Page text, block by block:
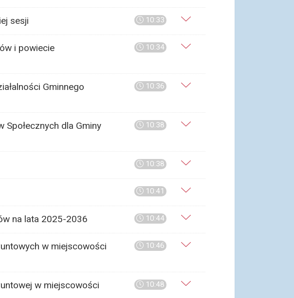
10:33
sesji
10:34
i powiecie
10:36
Gminnego
10:38
dla Gminy
10:38
10:41
10:44
na lata 2025-2036
10:46
w miejscowości
10:48
w miejscowości